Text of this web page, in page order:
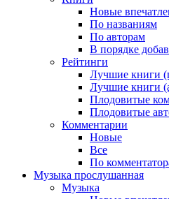
Новые
По названиям
По авторам
В порядке
Рейтинги
Лучшие книги
Лучшие книги
Плодовитые
Плодовитые
Комментарии
Новые
Все
По
Музыка прослушанная
Музыка